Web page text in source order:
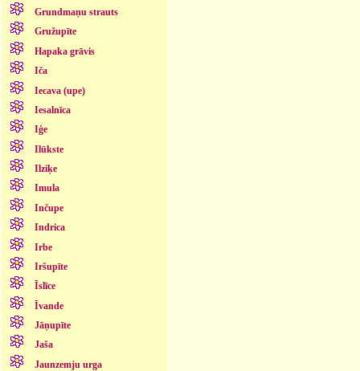
Grundmaņu strauts
Gružupīte
Hapaka grāvis
Iča
Iecava (upe)
Iesalnīca
Iģe
Ilūkste
Ilziķe
Imula
Inčupe
Indrica
Irbe
Iršupīte
Īslīce
Īvande
Jāņupīte
Jaša
Jaunzemju urga